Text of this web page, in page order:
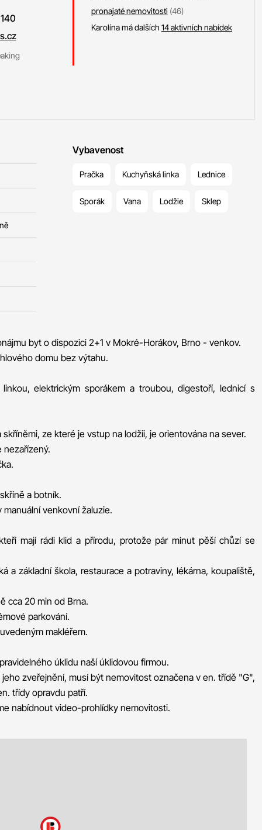
pronajaté nemovitosti (46)
Karolína má dalších 14 aktivních nabídek
Vybavenost
Pračka Kuchyňská linka Lednice
Sporák Vana Lodžie Sklep
byt o dispozici 2+1 v Mokré-Horákov, Brno - venkov.
domu bez výtahu.
elektrickým sporákem a troubou, digestoří, lednicí s
ze které je vstup na lodžii, je orientována na sever.
nezařízený.
a botník.
venkovní žaluzie.
mají rádi klid a přírodu, protože pár minut pěší chůzí se
a základní škola, restaurace a potraviny, lékárna, koupaliště,
cca 20 min od Brna.
parkování.
makléřem.
úklidu naší úklidovou firmou.
zveřejnění, musí být nemovitost označena v en. třídě "G",
třídy opravdu patří.
nabídnout video-prohlídky nemovitosti.